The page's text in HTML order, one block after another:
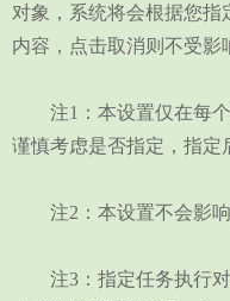
对象，系统将会根据您指
内容，点击取消则不受影
注1：本设置仅在每个
谨慎考虑是否指定，指定
注2：本设置不会影响
注3：指定任务执行对